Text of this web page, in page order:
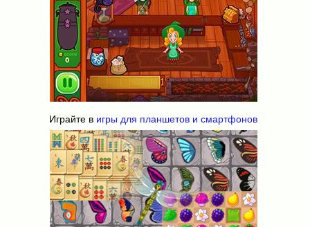
Играйте в игры для планшетов и смартфонов